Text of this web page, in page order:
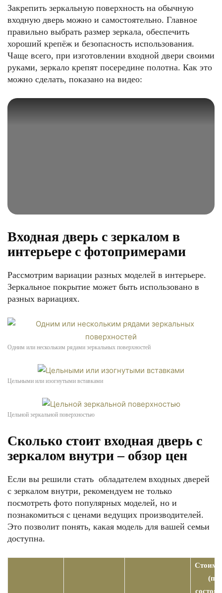
Закрепить зеркальную поверхность на обычную
входную дверь можно и самостоятельно. Главное
правильно выбрать размер зеркала, обеспечить
хороший крепёж и безопасность использования.
Чаще всего, при изготовлении входной двери своими
руками, зеркало крепят посередине полотна. Как это
можно сделать, показано на видео:
Входная дверь с зеркалом в
интерьере с фотопримерами
Рассмотрим вариации разных моделей в интерьере.
Зеркальное покрытие может быть использовано в
разных вариациях.
Одним или нескольким рядами зеркальных поверхностей
Цельными или изогнутыми вставками
Цельной зеркальной поверхностью
Сколько стоит входная дверь с
зеркалом внутри – обзор цен
Если вы решили стать обладателем входных дверей
с зеркалом внутри, рекомендуем не только
посмотреть фото популярных моделей, но и
познакомиться с ценами ведущих производителей.
Это позволит понять, какая модель для вашей семьи
доступна.
(по